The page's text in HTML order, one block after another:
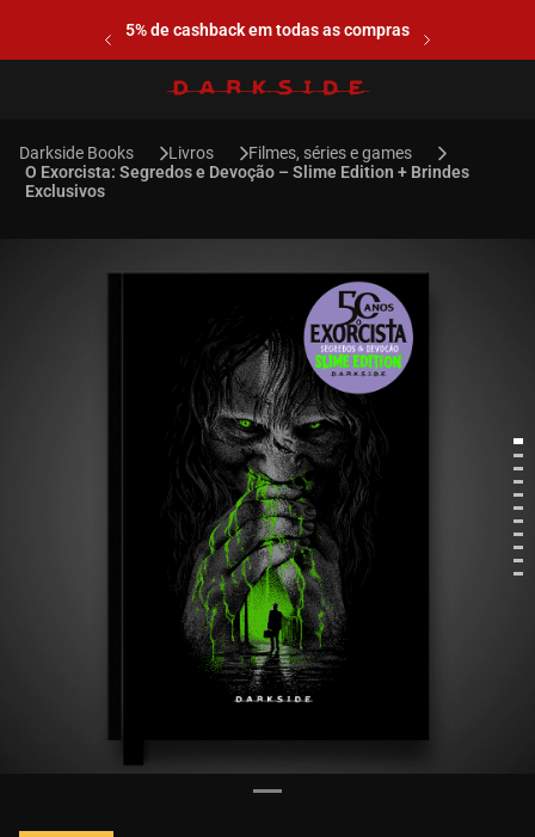
5% de cashback em todas as compras
Livros
Filmes, séries e games
O Exorcista: Segredos e Devoção – Slime Edition + Brindes
Exclusivos